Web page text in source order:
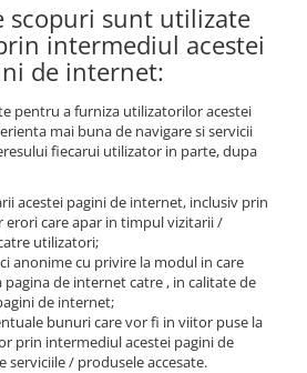
scopuri sunt utilizate
intermediul acestei
de internet:
pentru a furniza utilizatorilor acestei
mai buna de navigare si servicii
fiecarui utilizator in parte, dupa
acestei pagini de internet, inclusiv prin
erori care apar in timpul vizitarii /
utilizatori;
anonime cu privire la modul in care
pagina de internet catre , in calitate de
de internet;
bunuri care vor fi in viitor puse la
prin intermediul acestei pagini de
serviciile / produsele accesate.